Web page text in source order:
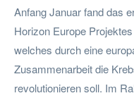
Anfang Januar fand das
Horizon Europe
welches durch eine
Zusammenarbeit die
revolutionieren soll. Im